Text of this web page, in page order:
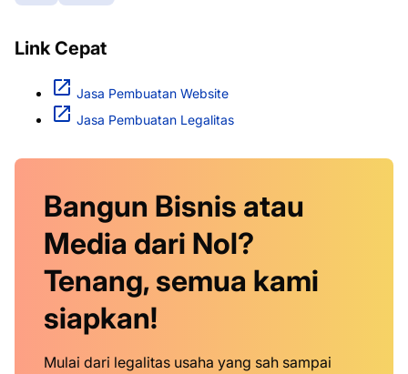
Link Cepat
Jasa Pembuatan Website
Jasa Pembuatan Legalitas
Bangun Bisnis atau
Media dari Nol?
Tenang, semua kami
siapkan!
Mulai dari legalitas usaha yang sah sampai